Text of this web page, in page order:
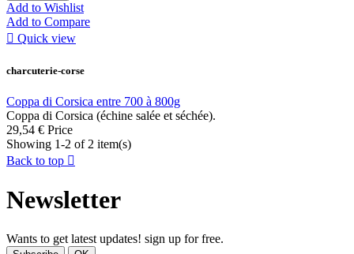
Add to Wishlist
Add to Compare
 Quick view
charcuterie-corse
Coppa di Corsica entre 700 à 800g
Coppa di Corsica (échine salée et séchée).
29,54 € Price
Showing 1-2 of 2 item(s)
Back to top 
Newsletter
Wants to get latest updates! sign up for free.